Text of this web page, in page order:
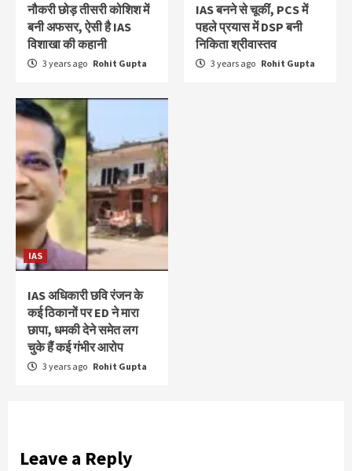
नौकरी छोड़ तीसरी कोशिश में
बनी अफसर, ऐसी है IAS
विशाखा की कहानी
3 years ago Rohit Gupta
IAS बनने से चूकीं, PCS में
पहले प्रयास में DSP बनी
निकिता श्रीवास्तव
3 years ago Rohit Gupta
IAS
IAS अधिकारी छवि रंजन के
कई ठिकानों पर ED ने मारा
छापा, धमकी देने समेत लग
चुके हैं कई गंभीर आरोप
3 years ago Rohit Gupta
Leave a Reply